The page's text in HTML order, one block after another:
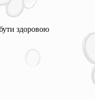
здоровою